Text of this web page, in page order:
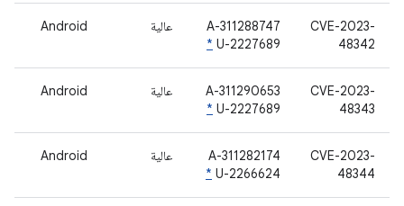
CVE-2023-
48342
A-311288747
U-2227689
*
عالية Android
CVE-2023-
48343
A-311290653
U-2227689
*
عالية Android
CVE-2023-
48344
A-311282174
U-2266624
*
عالية Android